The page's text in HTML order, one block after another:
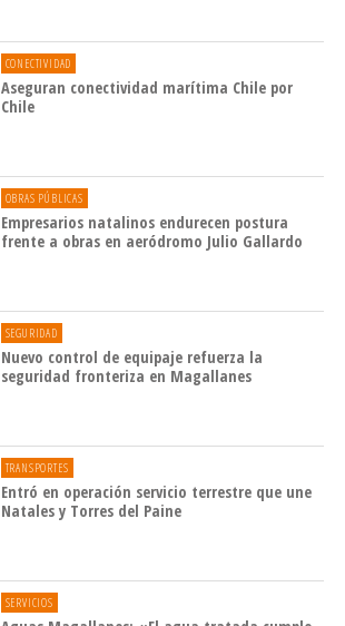
CONECTIVIDAD
Aseguran conectividad marítima Chile por
Chile
OBRAS PÚBLICAS
Empresarios natalinos endurecen postura
frente a obras en aeródromo Julio Gallardo
SEGURIDAD
Nuevo control de equipaje refuerza la
seguridad fronteriza en Magallanes
TRANSPORTES
Entró en operación servicio terrestre que une
Natales y Torres del Paine
SERVICIOS